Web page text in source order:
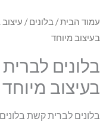
עמוד הבית/ בלונים/ עיצוב
בעיצוב מיוחד
בלונים
בעיצוב מיוחד
בלונים לברית קשת